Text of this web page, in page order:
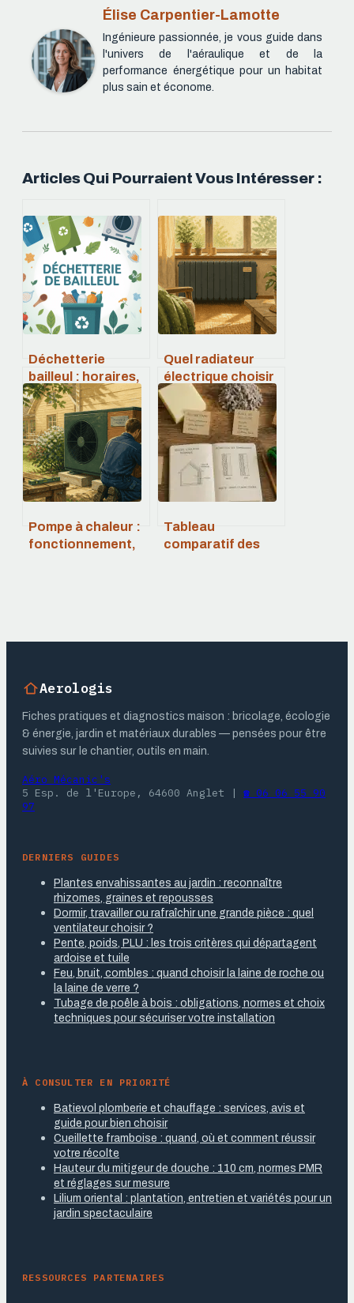
Élise Carpentier-Lamotte
Ingénieure passionnée, je vous guide dans
l'univers de l'aéraulique et de la
performance énergétique pour un habitat
plus sain et économe.
Articles Qui Pourraient Vous Intéresser :
Déchetterie
bailleul : horaires,
accès, tarifs et
conseils pratiques
Quel radiateur
électrique choisir
en 2026 : confort
thermique,
économies
d’énergie et
technologie
durable
Pompe à chaleur :
fonctionnement,
Tableau
comparatif des
Aerologis
Fiches pratiques et diagnostics maison : bricolage, écologie
& énergie, jardin et matériaux durables — pensées pour être
suivies sur le chantier, outils en main.
Aéro Mécanic's
5 Esp. de l'Europe, 64600 Anglet | ☎ 06 06 55 90
97
DERNIERS GUIDES
Plantes envahissantes au jardin : reconnaître
rhizomes, graines et repousses
Dormir, travailler ou rafraîchir une grande pièce : quel
ventilateur choisir ?
Pente, poids, PLU : les trois critères qui départagent
ardoise et tuile
Feu, bruit, combles : quand choisir la laine de roche ou
la laine de verre ?
Tubage de poêle à bois : obligations, normes et choix
techniques pour sécuriser votre installation
À CONSULTER EN PRIORITÉ
Batievol plomberie et chauffage : services, avis et
guide pour bien choisir
Cueillette framboise : quand, où et comment réussir
votre récolte
Hauteur du mitigeur de douche : 110 cm, normes PMR
et réglages sur mesure
Lilium oriental : plantation, entretien et variétés pour un
jardin spectaculaire
RESSOURCES PARTENAIRES